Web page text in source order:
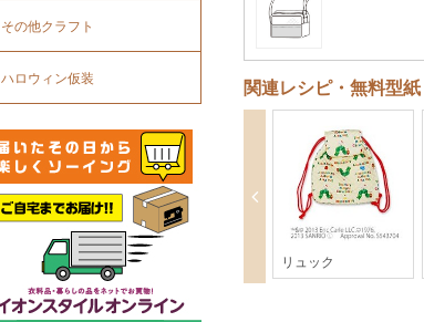
関連レシピ・無料型紙
リュック
その他クラフト
ハロウィン仮装